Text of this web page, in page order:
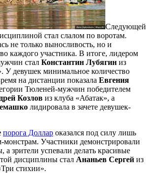
Следующей
стал слалом по воротам.
не только выносливость, но и
каждого участника. В итоге, лидером
стал Константин Лубягин из
У девушек минимальное количество
на дистанции показала Евгения
Тюленей-мужчин победителем
Козлов из клуба «Абатак», а
лидировала в зачете девушек-
порога Доллар оказался под силу лишь
Участники демонстрировали
а зрители успевали делать красивые
дисциплины стал Ананьев Сергей из
стихии».